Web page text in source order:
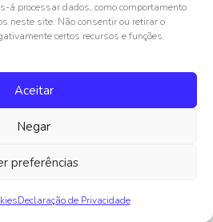
á processar dados, como comportamento
neste site. Não consentir ou retirar o
certos recursos e funções.
Aceitar
Negar
preferências
Declaração de Privacidade